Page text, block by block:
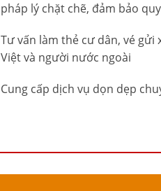
pháp lý chặt chẽ, đảm bảo
Tư vấn làm thẻ cư dân, vé
Việt và người nước ngoài
Cung cấp dịch vụ dọn dẹp